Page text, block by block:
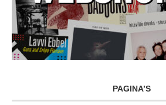
PAGINA’S